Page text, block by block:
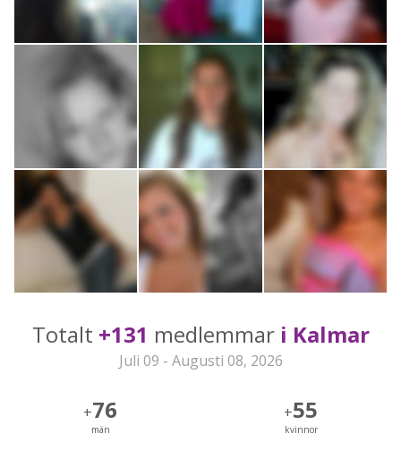
Totalt +131 medlemmar i Kalmar
Juli 09 - Augusti 08, 2026
+76
män
+55
kvinnor